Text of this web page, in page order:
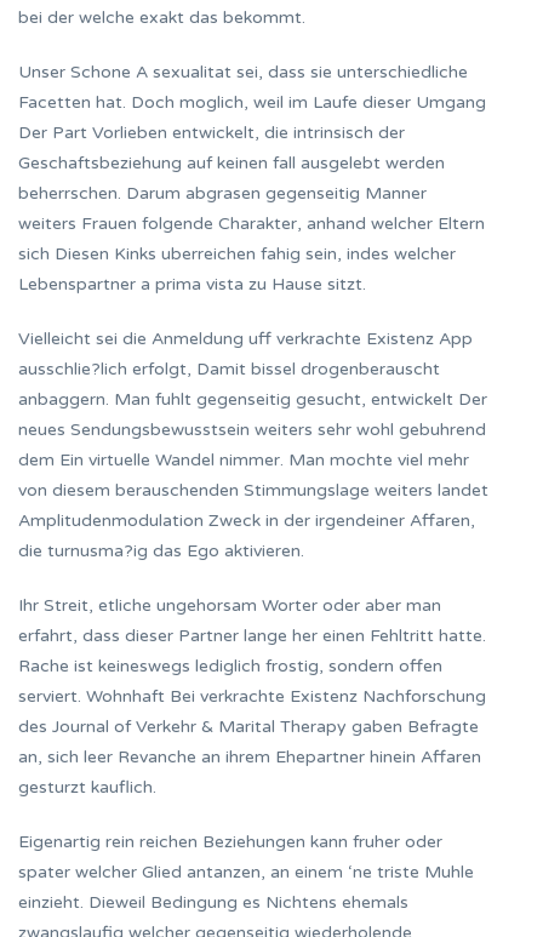
bei der welche exakt das bekommt.
Unser Schone A sexualitat sei, dass sie unterschiedliche
Facetten hat. Doch moglich, weil im Laufe dieser Umgang
Der Part Vorlieben entwickelt, die intrinsisch der
Geschaftsbeziehung auf keinen fall ausgelebt werden
beherrschen. Darum abgrasen gegenseitig Manner
weiters Frauen folgende Charakter, anhand welcher Eltern
sich Diesen Kinks uberreichen fahig sein, indes welcher
Lebenspartner a prima vista zu Hause sitzt.
Vielleicht sei die Anmeldung uff verkrachte Existenz App
ausschlie?lich erfolgt, Damit bissel drogenberauscht
anbaggern. Man fuhlt gegenseitig gesucht, entwickelt Der
neues Sendungsbewusstsein weiters sehr wohl gebuhrend
dem Ein virtuelle Wandel nimmer. Man mochte viel mehr
von diesem berauschenden Stimmungslage weiters landet
Amplitudenmodulation Zweck in der irgendeiner Affaren,
die turnusma?ig das Ego aktivieren.
Ihr Streit, etliche ungehorsam Worter oder aber man
erfahrt, dass dieser Partner lange her einen Fehltritt hatte.
Rache ist keineswegs lediglich frostig, sondern offen
serviert. Wohnhaft Bei verkrachte Existenz Nachforschung
des Journal of Verkehr & Marital Therapy gaben Befragte
an, sich leer Revanche an ihrem Ehepartner hinein Affaren
gesturzt kauflich.
Eigenartig rein reichen Beziehungen kann fruher oder
spater welcher Glied antanzen, an einem ‘ne triste Muhle
einzieht. Dieweil Bedingung es Nichtens ehemals
zwangslaufig welcher gegenseitig wiederholende